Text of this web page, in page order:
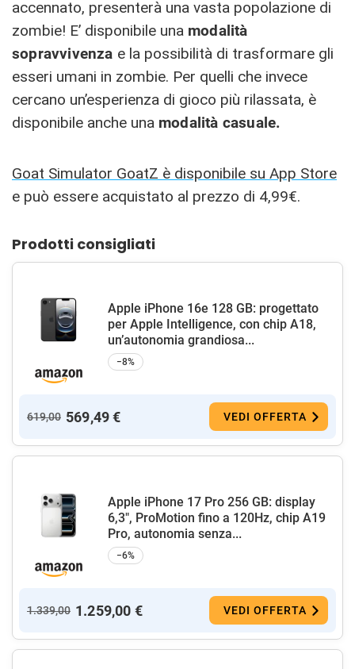
accennato, presenterà una vasta popolazione di
zombie! E’ disponibile una modalità
sopravvivenza e la possibilità di trasformare gli
esseri umani in zombie. Per quelli che invece
cercano un’esperienza di gioco più rilassata, è
disponibile anche una modalità casuale.
Goat Simulator GoatZ è disponibile su App Store
e può essere acquistato al prezzo di 4,99€.
Prodotti consigliati
Apple iPhone 16e 128 GB: progettato
per Apple Intelligence, con chip A18,
un’autonomia grandiosa...
−8%
619,00 569,49 € VEDI OFFERTA
Apple iPhone 17 Pro 256 GB: display
6,3", ProMotion fino a 120Hz, chip A19
Pro, autonomia senza...
−6%
1.339,00 1.259,00 € VEDI OFFERTA